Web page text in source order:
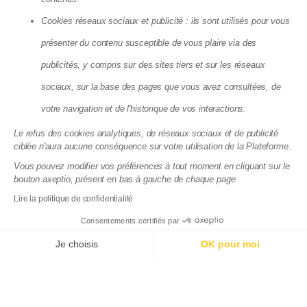
Matera SAS - 8, Cité Paradis, 75010 Paris
La société Matera, société par action simplifiée, au capital de 72
083,03 €, dont le siège se situe 8 cité Paradis Paris (75010),
l’Autorité de Contrôle Prudentiel et de Résolution (ACPR), sous le
numéro 88276, enregistrement consultable dans le Registre
des agents financiers (www.regafi.fr) en tant qu’Agent de
services de paiement de l’établissement de monnaie
électronique Treezor (CIB 16798), dont le siège social est situé
33 rue de Wagram 75017 Paris. Matera est immatriculée à
l'ORIAS sous le numéro 19004585 en qualité de courtier en
assurance. Immatriculation vérifiable sur
Cookies réseaux sociaux et publicité : ils sont utilisés pour vous
présenter du contenu susceptible de vous plaire via des
publicités, y compris sur des sites tiers et sur les réseaux
sociaux, sur la base des pages que vous avez consultées, de
votre navigation et de l'historique de vos interactions.
Le refus des cookies analytiques, de réseaux sociaux et de publicité
ciblée n'aura aucune conséquence sur votre utilisation de la Plateforme.
Vous pouvez modifier vos préférences à tout moment en cliquant sur le
bouton axeptio, présent en bas à gauche de chaque page
Lire la politique de confidentialité
Consentements certifiés par
Je choisis OK pour moi